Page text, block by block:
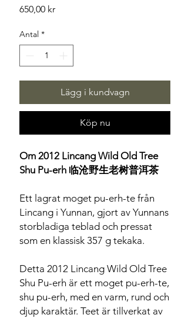
650,00 krPris
Antal *
Lägg i kundvagn
Köp nu
Om 2012 Lincang Wild Old Tree
Shu Pu-erh 临沧野生老树普洱茶
Ett lagrat moget pu-erh-te från
Lincang i Yunnan, gjort av Yunnans
storbladiga teblad och pressat
som en klassisk 357 g tekaka.
Detta 2012 Lincang Wild Old Tree
Shu Pu-erh är ett moget pu-erh-te,
shu pu-erh, med en varm, rund och
djup karaktär. Teet är tillverkat av